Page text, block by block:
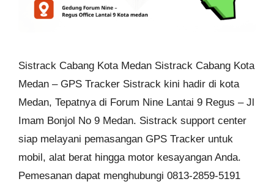
Sistrack Cabang Kota Medan Sistrack Cabang Kota
Medan – GPS Tracker Sistrack kini hadir di kota
Medan, Tepatnya di Forum Nine Lantai 9 Regus – Jl
Imam Bonjol No 9 Medan. Sistrack support center
siap melayani pemasangan GPS Tracker untuk
mobil, alat berat hingga motor kesayangan Anda.
Pemesanan dapat menghubungi 0813-2859-5191